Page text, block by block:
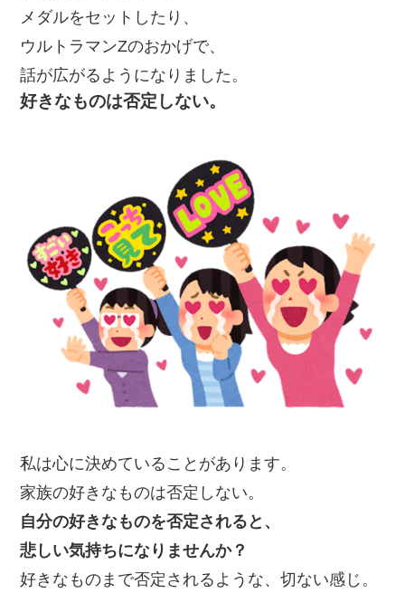
メダルをセットしたり、
ウルトラマンZのおかげで、
話が広がるようになりました。
好きなものは否定しない。
私は心に決めていることがあります。
家族の好きなものは否定しない。
自分の好きなものを否定されると、
悲しい気持ちになりませんか？
好きなものまで否定されるような、切ない感じ。